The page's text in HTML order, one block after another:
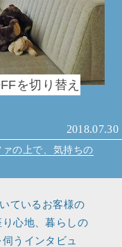
を切り替え
2018.07.30
ァの上で、気持ちの
ているお客様の
心地、暮らしの
うインタビュ